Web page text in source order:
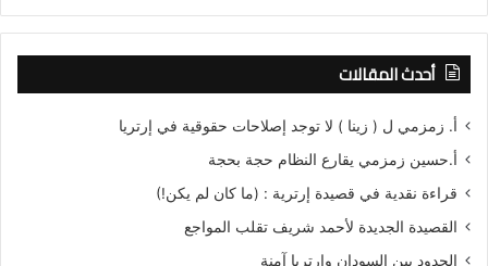
أحدث المقالات
أ. زمزمي ل ( زينا ) لا توجد إصلاحات حقوقية في إرتريا
أ.حسين زمزمي يقارع النظام حجة بحجة
قراءة نقدية في قصيدة إرترية : (ما كان لم يكن!)
القصيدة الجديدة لأحمد شريف تقلب المواجع
الحدود بين السودان وإرتريا آمنة